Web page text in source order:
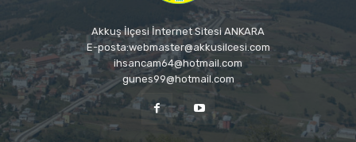
Akkuş İlçesi İnternet Sitesi ANKARA
E-posta:webmaster@akkusilcesi.com
ihsancam64@hotmail.com
gunes99@hotmail.com